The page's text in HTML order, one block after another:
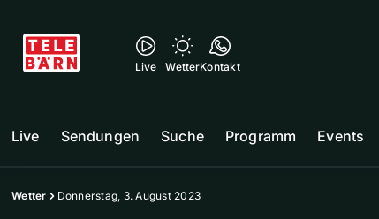
Live WetterKontakt
Live Sendungen Suche Programm Events
Wetter Donnerstag, 3. August 2023